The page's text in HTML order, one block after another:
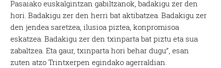
Pasaiako euskalgintzan gabiltzanok, badakigu zer den
hori. Badakigu zer den herri bat aktibatzea. Badakigu zer
den jendea saretzea, ilusioa piztea, konpromisoa
eskatzea. Badakigu zer den txinparta bat piztu eta sua
zabaltzea. Eta gaur, txinparta hori behar dugu”, esan
zuten atzo Trintxerpen egindako agerraldian.